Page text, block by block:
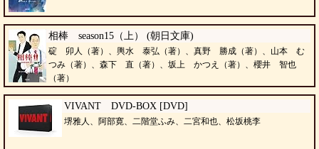
相棒 season15（上） (朝日文庫)
碇 卯人（著）、輿水 泰弘（著）、真野 勝成（著）、山本 む
つみ（著）、森下 直（著）、坂上 かつえ（著）、櫻井 智也
（著）
VIVANT DVD-BOX [DVD]
堺雅人、阿部寛、二階堂ふみ、二宮和也、松坂桃李